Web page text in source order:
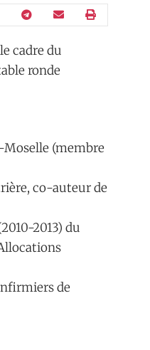
cadre du
ronde
(membre
co-auteur de
2013) du
de